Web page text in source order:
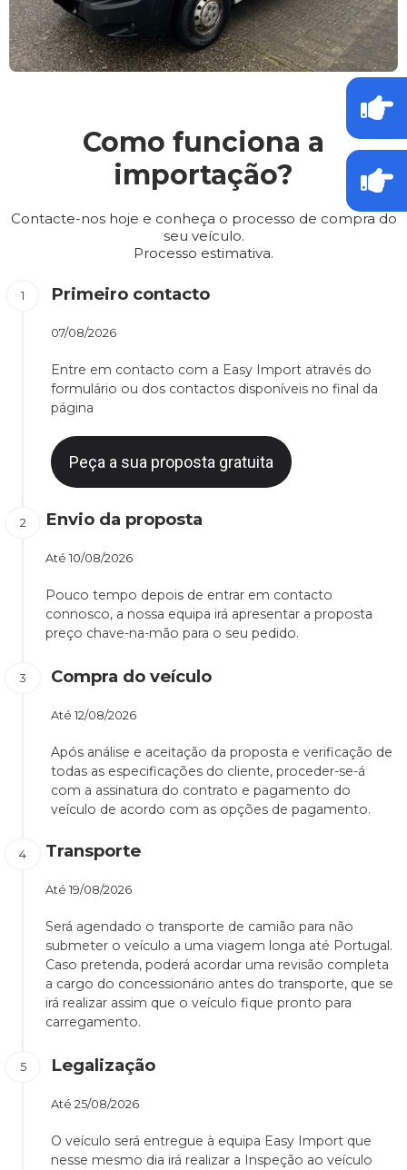
Como funciona a
importação?
Contacte-nos hoje e conheça o processo de compra do
seu veículo.
Processo estimativa.
Primeiro contacto
07/08/2026
Entre em contacto com a Easy Import através do
formulário ou dos contactos disponíveis no final da
página
Peça a sua proposta gratuita
Envio da proposta
Até 10/08/2026
Pouco tempo depois de entrar em contacto
connosco, a nossa equipa irá apresentar a proposta
preço chave-na-mão para o seu pedido.
Compra do veículo
Até 12/08/2026
Após análise e aceitação da proposta e verificação de
todas as especificações do cliente, proceder-se-á
com a assinatura do contrato e pagamento do
veículo de acordo com as opções de pagamento.
Transporte
Até 19/08/2026
Será agendado o transporte de camião para não
submeter o veículo a uma viagem longa até Portugal.
Caso pretenda, poderá acordar uma revisão completa
a cargo do concessionário antes do transporte, que se
irá realizar assim que o veículo fique pronto para
carregamento.
Legalização
Até 25/08/2026
O veículo será entregue à equipa Easy Import que
nesse mesmo dia irá realizar a Inspeção ao veículo